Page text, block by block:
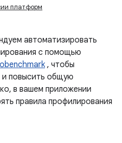
платформ
автоматизировать
с помощью
, чтобы
и повысить общую
в вашем приложении
правила профилирования